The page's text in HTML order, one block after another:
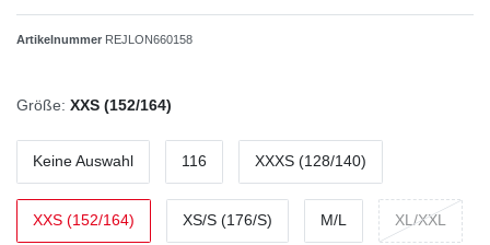
Artikelnummer REJLON660158
Größe: XXS (152/164)
Keine Auswahl 116 XXXS (128/140)
XXS (152/164) XS/S (176/S) M/L XL/XXL